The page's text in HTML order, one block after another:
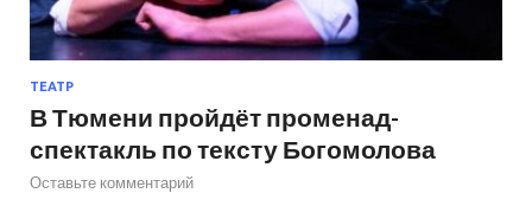
ТЕАТР
В Тюмени пройдёт променад-
спектакль по тексту Богомолова
Оставьте комментарий